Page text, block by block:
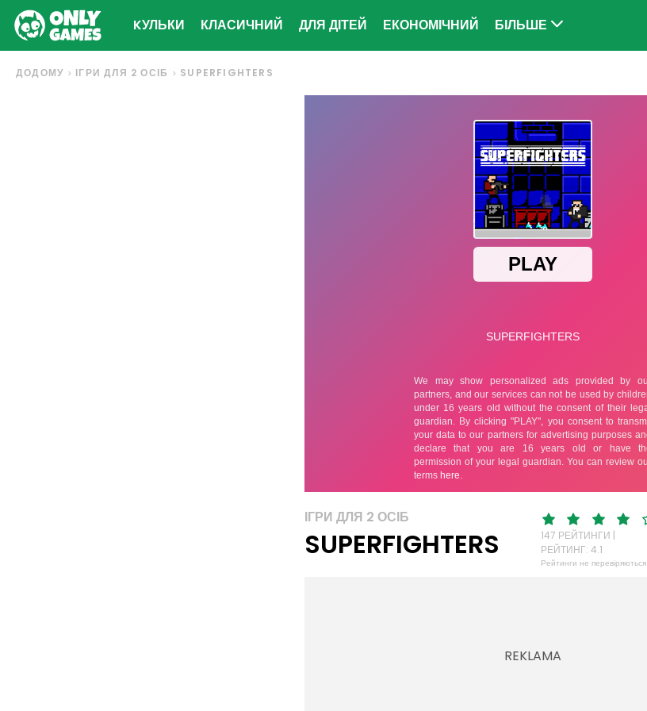
KУЛЬКИ КЛАСИЧНИЙ ДЛЯ ДІТЕЙ ЕКОНОМІЧНИЙ БІЛЬШЕ
ДОДОМУ ІГРИ ДЛЯ 2 ОСІБ SUPERFIGHTERS
ІГРИ ДЛЯ 2 ОСІБ
SUPERFIGHTERS
147 РЕЙТИНГИ |
РЕЙТИНГ: 4.1
Рейтинги не перевіряються